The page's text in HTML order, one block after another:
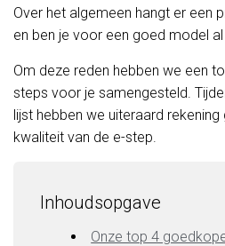
Over het algemeen hangt er een
en ben je voor een goed model
Om deze reden hebben we een
steps voor je samengesteld.
lijst hebben we uiteraard
kwaliteit van de e-step.
Inhoudsopgave
Onze top 4